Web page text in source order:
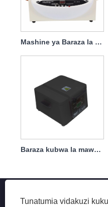
Mashine ya Baraza la Mawaziri ya Kuzuia Vidudu vya Joto la Juu kwa Matumizi ya Nyumbani 100w
Baraza kubwa la mawaziri la disinfection
Tunatumia vidakuzi